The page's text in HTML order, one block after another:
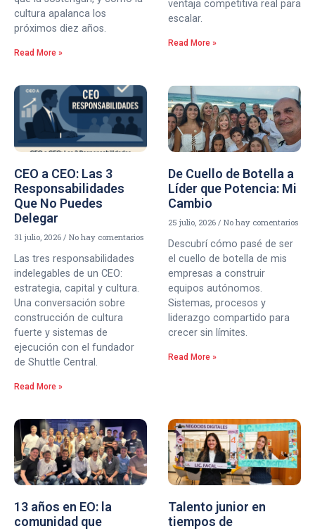
cultura apalanca los
próximos diez años.
Read More »
ventaja competitiva real para
escalar.
Read More »
CEO a CEO: Las 3
Responsabilidades
Que No Puedes
Delegar
31 julio, 2026 No hay comentarios
Las tres responsabilidades
indelegables de un CEO:
estrategia, capital y cultura.
Una conversación sobre
construcción de cultura
fuerte y sistemas de
ejecución con el fundador
de Shuttle Central.
Read More »
De Cuello de Botella a
Líder que Potencia: Mi
Cambio
25 julio, 2026 No hay comentarios
Descubrí cómo pasé de ser
el cuello de botella de mis
empresas a construir
equipos autónomos.
Sistemas, procesos y
liderazgo compartido para
crecer sin límites.
Read More »
13 años en EO: la
comunidad que
Talento junior en
tiempos de